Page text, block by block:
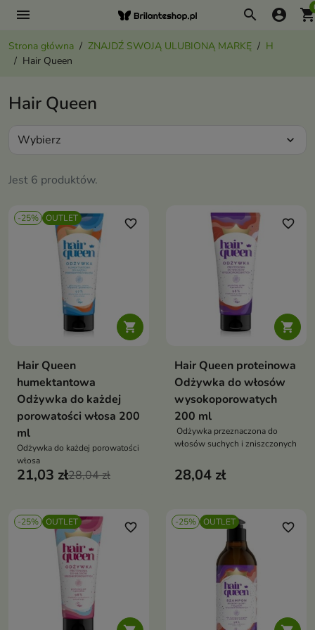
menu search account_circle
Strona główna ZNAJDŹ SWOJĄ ULUBIONĄ MARKĘ
H
Hair Queen
Hair Queen
Jest 6 produktów.
Wybierz expand_more
-25% OUTLET

favorite_border
Hair Queen
humektantowa
Odżywka do każdej
porowatości włosa 200
ml
Odżywka do każdej porowatości
włosa
21,03 zł28,04 zł

favorite_border
Hair Queen proteinowa
Odżywka do włosów
wysokoporowatych
200 ml
Odżywka przeznaczona do
włosów suchych i zniszczonych
28,04 zł
-25% OUTLET favorite_border -25% OUTLET favorite_border